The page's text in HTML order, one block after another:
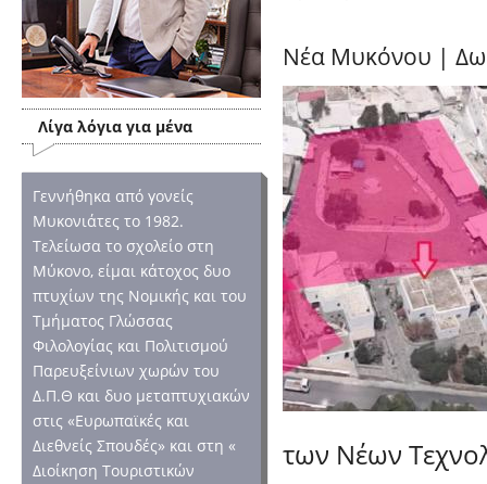
Λίγα λόγια για μένα
Γεννήθηκα από γονείς
Μυκονιάτες το 1982.
Τελείωσα το σχολείο στη
Μύκονο, είμαι κάτοχος δυο
πτυχίων της Νομικής και του
Τμήματος Γλώσσας
Φιλολογίας και Πολιτισμού
Παρευξείνιων χωρών του
Δ.Π.Θ και δυο μεταπτυχιακών
στις «Ευρωπαϊκές και
Διεθνείς Σπουδές» και στη «
Διοίκηση Τουριστικών
Νέα Μυκόνου |
των Νέων